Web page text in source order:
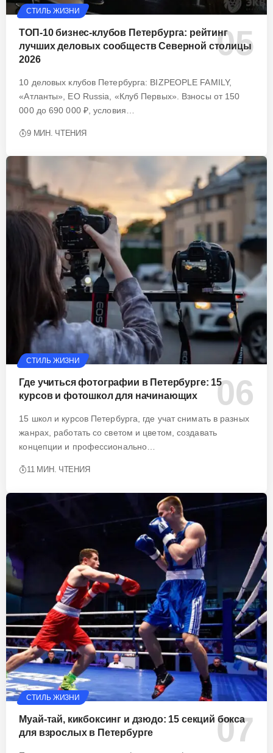
СТИЛЬ ЖИЗНИ
ТОП-10 бизнес-клубов Петербурга: рейтинг
лучших деловых сообществ Северной столицы
2026
10 деловых клубов Петербурга: BIZPEOPLE FAMILY,
«Атланты», EO Russia, «Клуб Первых». Взносы от 150
000 до 690 000 ₽, условия…
9 МИН. ЧТЕНИЯ
СТИЛЬ ЖИЗНИ
Где учиться фотографии в Петербурге: 15
курсов и фотошкол для начинающих
15 школ и курсов Петербурга, где учат снимать в разных
жанрах, работать со светом и цветом, создавать
концепции и профессионально…
11 МИН. ЧТЕНИЯ
СТИЛЬ ЖИЗНИ
Муай-тай, кикбоксинг и дзюдо: 15 секций бокса
для взрослых в Петербурге